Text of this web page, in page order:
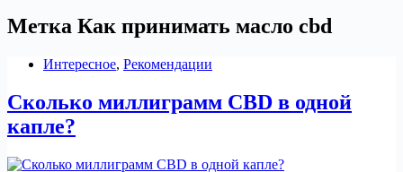
Метка Как принимать масло cbd
Интересное, Рекомендации
Сколько миллиграмм CBD в одной
капле?